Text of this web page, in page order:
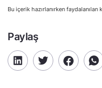
Bu içerik hazırlanırken faydalanılan
Paylaş